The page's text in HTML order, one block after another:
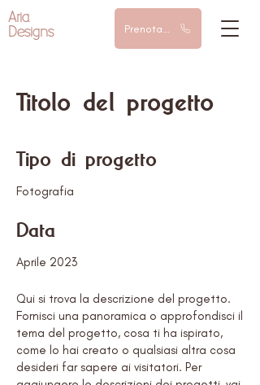
Prenota una chiamata
Aria
Designs
Titolo del progetto
Tipo di progetto
Fotografia
Data
Aprile 2023
Qui si trova la descrizione del progetto.
Fornisci una panoramica o approfondisci il
tema del progetto, cosa ti ha ispirato,
come lo hai creato o qualsiasi altra cosa
desideri far sapere ai visitatori. Per